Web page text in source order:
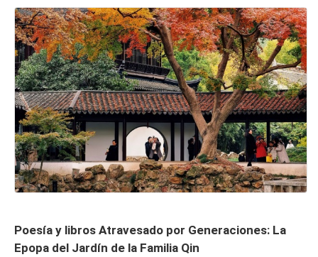
Poesía y libros Atravesado por Generaciones: La
Epopa del Jardín de la Familia Qin